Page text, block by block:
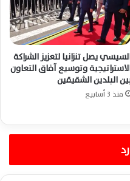
يصل تنزانيا لتعزيز الشراكة
وتوسيع آفاق التعاون
البلدين الشقيقين
منذ 3 أسابيع